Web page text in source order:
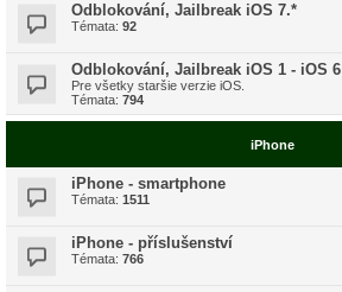
Odblokování, Jailbreak iOS 7.*
Témata: 92
Odblokování, Jailbreak iOS 1 - iOS 6
Pre všetky staršie verzie iOS.
Témata: 794
iPhone
iPhone - smartphone
Témata: 1511
iPhone - příslušenství
Témata: 766